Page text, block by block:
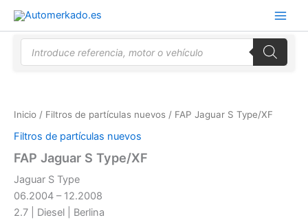
contenido
Búsqueda
Inicio / Filtros de partículas nuevos / FAP Jaguar S Type/XF
Filtros de partículas nuevos
FAP Jaguar S Type/XF
Jaguar S Type
06.2004 – 12.2008
2.7 | Diesel | Berlina